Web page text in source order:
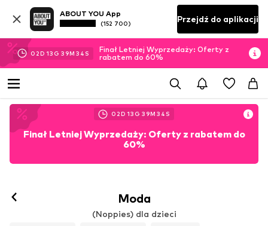
ABOUT YOU App
(152 700) Przejdź do aplikacji
02D 13 G 39M 32 S
Finał Letniej Wyprzedaży: Oferty z
rabatem do 60%
02D 13 G 39M 32 S
Finał Letniej Wyprzedaży: Oferty z rabatem do
60%
Moda
(Noppies) dla dzieci